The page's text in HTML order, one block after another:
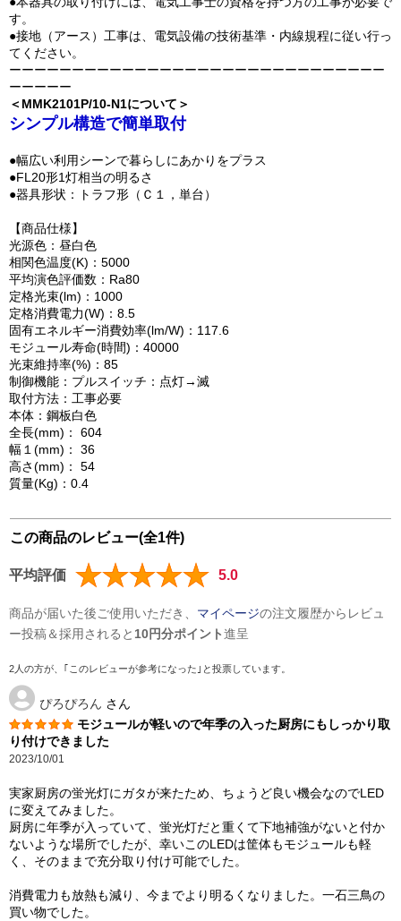
す。
●接地（アース）工事は、電気設備の技術基準・内線規程に従い行っ
てください。
ーーーーーーーーーーーーーーーーーーーーーーーーーーーーーー
ーーーーー
＜MMK2101P/10-N1について＞
シンプル構造で簡単取付
●幅広い利用シーンで暮らしにあかりをプラス
●FL20形1灯相当の明るさ
●器具形状：トラフ形（Ｃ１，単台）
【商品仕様】
光源色：昼白色
相関色温度(K)：5000
平均演色評価数：Ra80
定格光束(lm)：1000
定格消費電力(W)：8.5
固有エネルギー消費効率(lm/W)：117.6
モジュール寿命(時間)：40000
光束維持率(%)：85
制御機能：プルスイッチ：点灯→滅
取付方法：工事必要
本体：鋼板白色
全長(mm)： 604
幅１(mm)： 36
高さ(mm)： 54
質量(Kg)：0.4
この商品のレビュー(全1件)
平均評価 5.0
商品が届いた後ご使用いただき、 マイページの注文履歴からレビュ
ー投稿＆採用されると 10円分ポイント進呈
2人の方が、｢このレビューが参考になった｣と投票しています。
ぴろぴろん さん
モジュールが軽いので年季の入った厨房にもしっかり取
り付けできました
2023/10/01
実家厨房の蛍光灯にガタが来たため、ちょうど良い機会なのでLED
に変えてみました。
厨房に年季が入っていて、蛍光灯だと重くて下地補強がないと付か
ないような場所でしたが、幸いこのLEDは筐体もモジュールも軽
く、そのままで充分取り付け可能でした。
消費電力も放熱も減り、今までより明るくなりました。一石三鳥の
買い物でした。